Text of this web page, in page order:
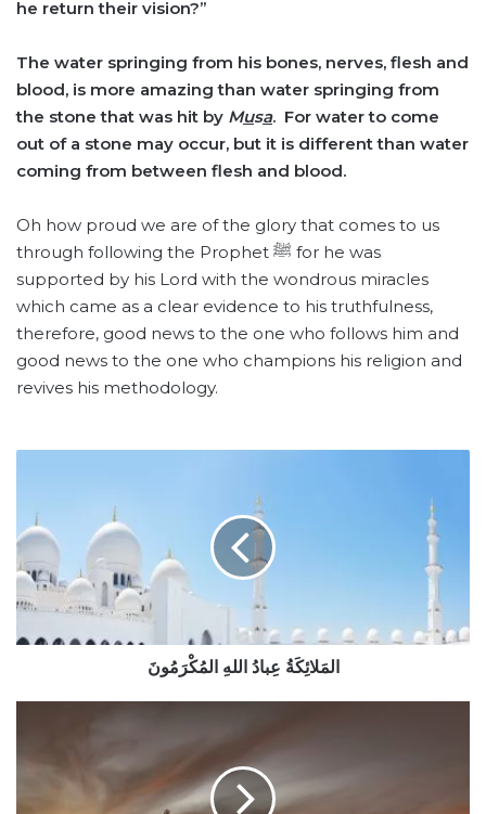
he return their vision?”
The water springing from his bones, nerves, flesh and
blood, is more amazing than water springing from
the stone that was hit by Musa. For water to come
out of a stone may occur, but it is different than water
coming from between flesh and blood.
Oh how proud we are of the glory that comes to us
through following the Prophet ﷺ for he was
supported by his Lord with the wondrous miracles
which came as a clear evidence to his truthfulness,
therefore, good news to the one who follows him and
good news to the one who champions his religion and
revives his methodology.
المُكْرَمُونَ
المَلائِكَةُ عِبادُ اللهِ المُكْرَمُونَ
صَلَّى